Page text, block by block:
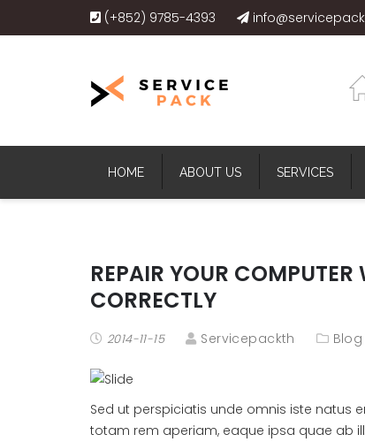
(+852) 9785-4393
HOME ABOUT US SERVICES
REPAIR YOUR
CORRECTLY
2014-11-15 Servicepackth
Sed ut perspiciatis unde omnis iste
totam rem aperiam, eaque ipsa quae ab